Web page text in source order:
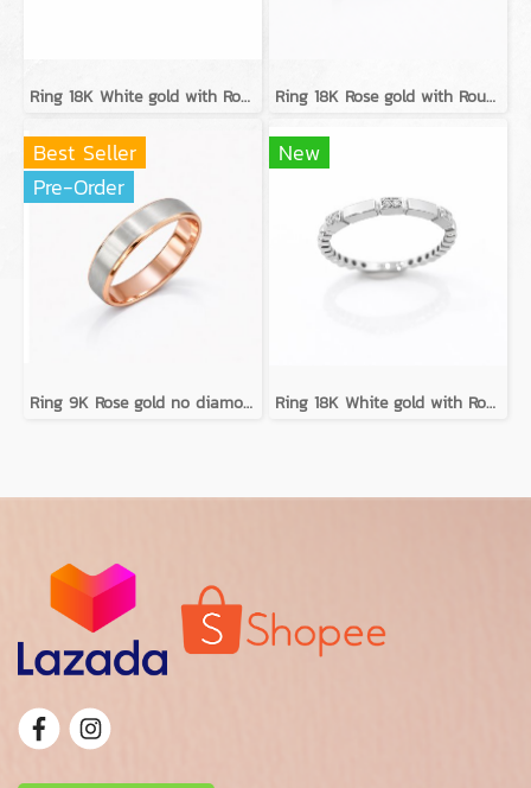
Ring 18K White gold with Round Diamond Ring 18K Rose gold with Round Diamond
Best Seller
Pre-Order
Ring 9K Rose gold no diamond
New
Ring 18K White gold with Round Diamond